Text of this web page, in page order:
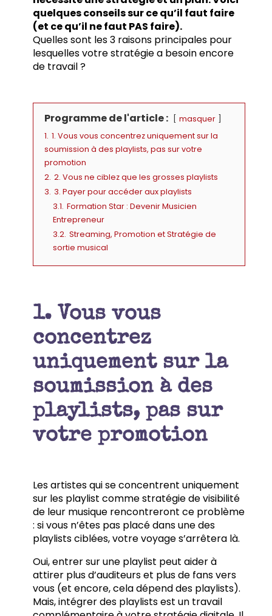
quelques conseils sur ce qu’il faut faire
(et ce qu’il ne faut PAS faire).
Quelles sont les 3 raisons principales pour
lesquelles votre stratégie a besoin encore
de travail ?
Programme de l'article :
masquer
1. 1. Vous vous concentrez uniquement sur la
soumission à des playlists, pas sur votre
promotion
2. 2. Vous ne ciblez que les grosses playlists
3. 3. Payer pour accéder aux playlists
3.1. Formation Star : Devenir Musicien
Entrepreneur
3.2. Streaming, Promotion et Stratégie de
sortie musical
1. Vous vous
concentrez
uniquement sur la
soumission à des
playlists, pas sur
votre promotion
Les artistes qui se concentrent uniquement
sur les playlist comme stratégie de visibilité
de leur musique rencontreront ce problème
: si vous n’êtes pas placé dans une des
playlists ciblées, votre voyage s’arrêtera là.
Oui, entrer sur une playlist peut aider à
attirer plus d’auditeurs et plus de fans vers
vous (et encore, cela dépend des playlists).
Mais, intégrer des playlists est un travail